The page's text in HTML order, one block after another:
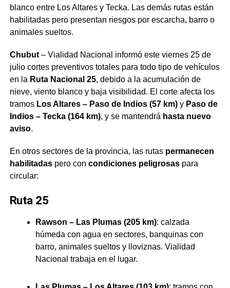
blanco entre Los Altares y Tecka. Las demás rutas están
habilitadas pero presentan riesgos por escarcha, barro o
animales sueltos.
Chubut– Vialidad Nacional informó este viernes 25 de
julio cortes preventivos totales para todo tipo de vehículos
en la Ruta Nacional 25, debido a la acumulación de
nieve, viento blanco y baja visibilidad. El corte afecta los
tramos Los Altares – Paso de Indios (57 km)y Paso de
Indios – Tecka (164 km), y se mantendrá hasta nuevo
aviso.
En otros sectores de la provincia, las rutas permanecen
habilitadaspero con condiciones peligrosaspara
circular:
Ruta 25
Rawson – Las Plumas (205 km): calzada
húmeda con agua en sectores, banquinas con
barro, animales sueltos y lloviznas. Vialidad
Nacional trabaja en el lugar.